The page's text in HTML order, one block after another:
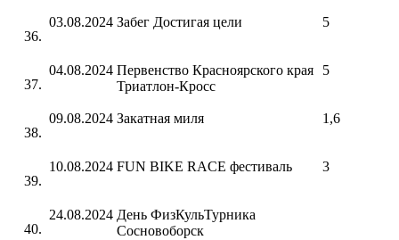
03.08.2024 Забег Достигая цели 5
04.08.2024 Первенство Красноярского края
Триатлон-Кросс
5
09.08.2024 Закатная миля 1,6
10.08.2024 FUN BIKE RACE фестиваль 3
24.08.2024 День ФизКульТурника
Сосновоборск